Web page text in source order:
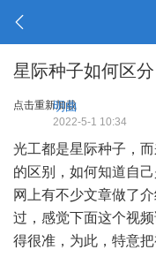
星际种子如何区分
点击重新加载
明曲
2022-5-1 10:34
光工都是星际种子，
的区别，如何知道自
网上有不少文章做了
过，感觉下面这个视
得很准，为此，特意